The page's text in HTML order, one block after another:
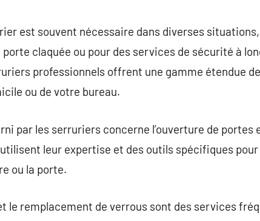
est souvent nécessaire dans diverses
claquée ou pour des services de sécurité à
professionnels offrent une gamme étendue
ou de votre bureau.
par les serruriers concerne l’ouverture de portes
leur expertise et des outils spécifiques
ou la porte.
le remplacement de verrous sont des services